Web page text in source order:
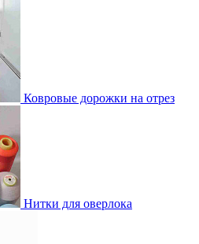
Ковровые дорожки на отрез
Нитки для оверлока